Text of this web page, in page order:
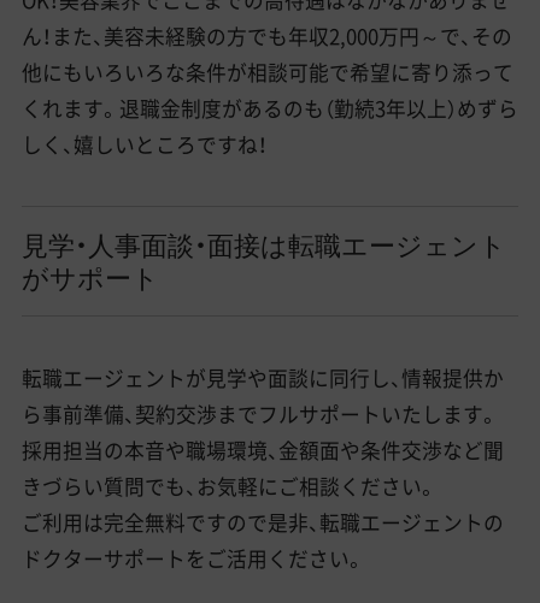
ん！また、美容未経験の方でも年収2,000万円～で、その
他にもいろいろな条件が相談可能で希望に寄り添って
くれます。退職金制度があるのも（勤続3年以上）めずら
しく、嬉しいところですね！
見学・人事面談・面接は転職エージェント
がサポート
転職エージェントが見学や面談に同行し、情報提供か
ら事前準備、契約交渉までフルサポートいたします。
採用担当の本音や職場環境、金額面や条件交渉など聞
きづらい質問でも、お気軽にご相談ください。
ご利用は完全無料ですので是非、転職エージェントの
ドクターサポートをご活用ください。